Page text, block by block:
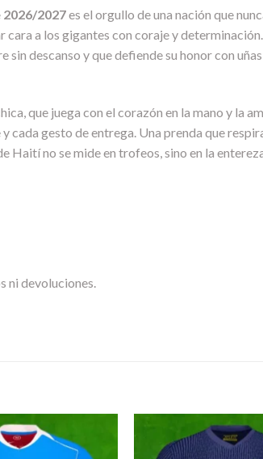
2027es el orgullo de una nación que
a los gigantes con coraje y
descanso y que defiende su honor con
que juega con el corazón en la mano y la
cada gesto de entrega. Una prenda que
Haití no se mide en trofeos, sino en la
ni devoluciones.